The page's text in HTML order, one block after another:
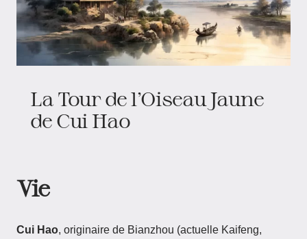
La Tour de l’Oiseau Jaune
de Cui Hao
Vie
Cui Hao, originaire de Bianzhou (actuelle Kaifeng,